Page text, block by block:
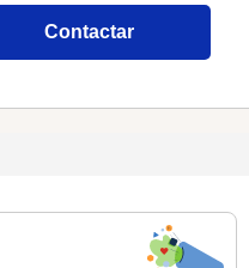
Contactar